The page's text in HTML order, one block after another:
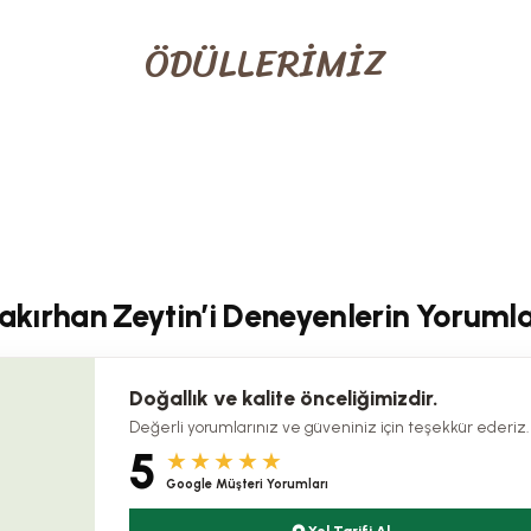
ÖDÜLLERİMİZ
Zeytin’i Deneyenlerin
Doğallık ve kalite önceliğimizdir.
Değerli yorumlarınız ve güveniniz için teşekkür ederiz.
5 ★★★★★
Google Müşteri Yorumları